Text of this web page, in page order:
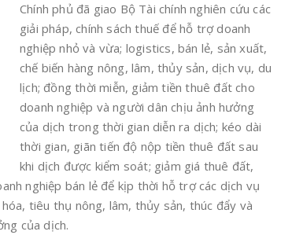
Chính phủ đã giao Bộ Tài chính nghiên cứu các
giải pháp, chính sách thuế để hỗ trợ doanh
nghiệp nhỏ và vừa; logistics, bán lẻ, sản xuất,
chế biến hàng nông, lâm, thủy sản, dịch vụ, du
lịch; đồng thời miễn, giảm tiền thuê đất cho
doanh nghiệp và người dân chịu ảnh hưởng
của dịch trong thời gian diễn ra dịch; kéo dài
thời gian, giãn tiến độ nộp tiền thuê đất sau
khi dịch được kiểm soát; giảm giá thuê đất,
nghiệp bán lẻ để kịp thời hỗ trợ các dịch vụ
tiêu thụ nông, lâm, thủy sản, thúc đẩy và
của dịch.